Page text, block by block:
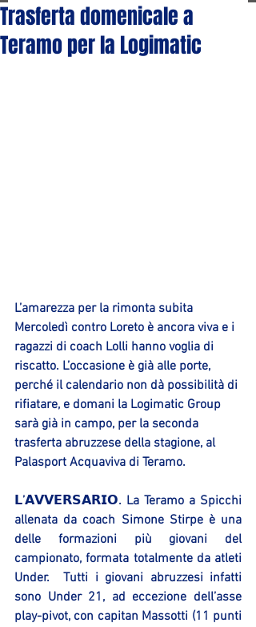
Trasferta domenicale a
Teramo per la Logimatic
L’amarezza per la rimonta subita
Mercoledì contro Loreto è ancora viva e i
ragazzi di coach Lolli hanno voglia di
riscatto. L’occasione è già alle porte,
perché il calendario non dà possibilità di
rifiatare, e domani la Logimatic Group
sarà già in campo, per la seconda
trasferta abruzzese della stagione, al
Palasport Acquaviva di Teramo.
𝗟’𝗔𝗩𝗩𝗘𝗥𝗦𝗔𝗥𝗜𝗢. La Teramo a Spicchi
allenata da coach Simone Stirpe è una
delle formazioni più giovani del
campionato, formata totalmente da atleti
Under.  Tutti i giovani abruzzesi infatti
sono Under 21, ad eccezione dell’asse
play-pivot, con capitan Massotti (11 punti